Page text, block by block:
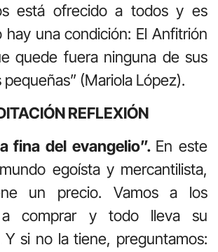
está ofrecido a todos y es
hay una condición: El Anfitrión
quede fuera ninguna de sus
(Mariola López).
REFLEXIÓN
fina del evangelio”. En este
egoísta y mercantilista,
un precio. Vamos a los
a comprar y todo lleva su
Y si no la tiene, preguntamos: